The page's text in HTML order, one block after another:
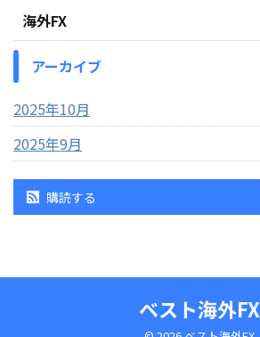
海外FX
アーカイブ
2025年10月
2025年9月
購読する
ベスト海外FX